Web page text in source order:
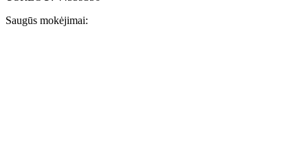
Saugūs mokėjimai: